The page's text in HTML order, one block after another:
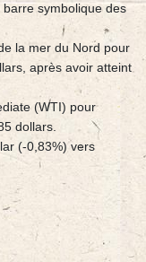
symbolique des
la mer du Nord pour
après avoir atteint
(WTI) pour
dollars.
(-0,83%) vers